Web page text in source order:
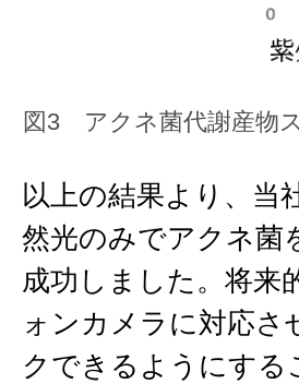
図3 アクネ菌代謝産物
以上の結果より、当
然光のみでアクネ菌
成功しました。将来
ォンカメラに対応さ
クできるようにす